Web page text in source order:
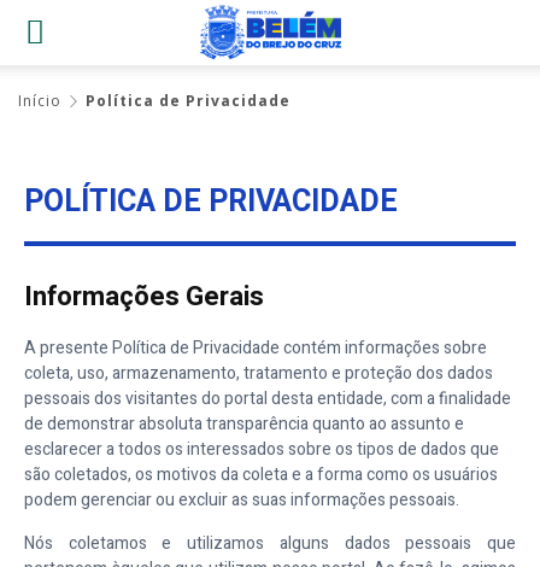
Início Política de Privacidade
POLÍTICA DE PRIVACIDADE
Informações Gerais
A presente Política de Privacidade contém informações sobre
coleta, uso, armazenamento, tratamento e proteção dos dados
pessoais dos visitantes do portal desta entidade, com a finalidade
de demonstrar absoluta transparência quanto ao assunto e
esclarecer a todos os interessados sobre os tipos de dados que
são coletados, os motivos da coleta e a forma como os usuários
podem gerenciar ou excluir as suas informações pessoais.
Nós coletamos e utilizamos alguns dados pessoais que